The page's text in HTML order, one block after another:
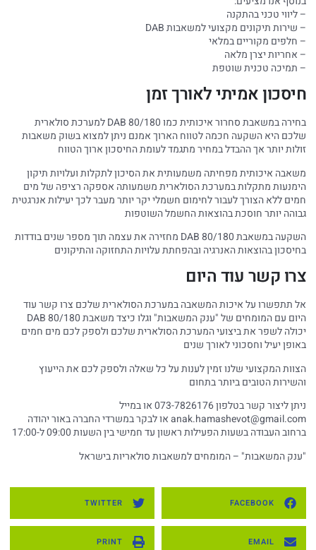
– ליווי טכני בהתקנה
– שירות תיקונים מקצועי למשאבות DAB
– חלפים מקוריים במלאי
– אחריות יצרן מלאה
– תמיכה טכנית שוטפת
חיסכון אמיתי לאורך זמן
בחירה במשאבת סחרור איכותית כמו DAB 80/180 למערכת סולארית
שלכם היא השקעה חכמה לטווח הארוך אמנם ניתן למצוא בשוק משאבות
זולות יותר אך ההבדל במחיר מתגמד לעומת החיסכון ארוך הטווח
משאבה איכותית מפחיתה משמעותית את הסיכון לתקלות ועלויות תיקון
הימנעות מתקלות במערכת הסולארית משמעותה אספקה רציפה של מים
חמים ללא הצורך לעבור לחימום חשמלי יקר יותר מעבר לכך יעילות אנרגטית
גבוהה יותר חוסכת בהוצאות החשמל השוטפות
השקעה במשאבת DAB 80/180 מחזירה את עצמה תוך מספר שנים בודדות
בחיסכון בהוצאות האנרגיה ובהפחתת עלויות התחזוקה והתיקונים
צרו קשר עוד היום
אל תתפשרו על איכות המשאבה במערכת הסולארית שלכם צרו קשר עוד
היום עם המומחים של "ענק המשאבות" וגלו כיצד משאבת DAB 80/180
יכולה לשפר את ביצועי המערכת הסולארית שלכם ולספק לכם מים חמים
באופן יעיל וחסכוני לאורך שנים
הצוות המקצועי שלנו זמין לענות על כל שאלה ולספק לכם את הייעוץ
והשירות הטובים ביותר בתחום
ניתן ליצור קשר בטלפון 073-7826176 או במייל
anak.hamashevot@gmail.comאו לבקר במשרדי החברה באור יהודה
ברחוב העבודה בשעות הפעילות ראשון עד חמישי בין השעות 09:00 ל-17:00
"ענק המשאבות" – המומחים למשאבות סולאריות בישראל
FACEBOOK
TWITTER
EMAIL
PRINT